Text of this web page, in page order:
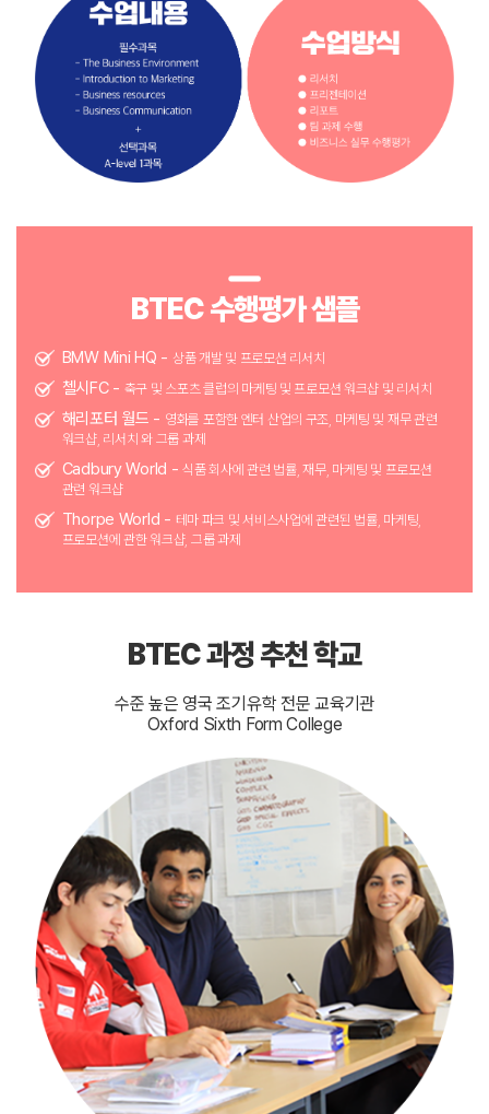
BTEC 수행평가 샘플
BMW Mini HQ - 상품 개발 및 프로모션 리서치
첼시FC - 축구 및 스포츠 클럽의 마케팅 및 프로모션 워크샵 및 리서치
해리포터 월드 - 영화를 포함한 엔터 산업의 구조, 마케팅 및 재무 관련
워크샵, 리서치 와 그룹 과제
Cadbury World -식품 회사에 관련 법률, 재무, 마케팅 및 프로모션
관련 워크샵
Thorpe World - 테마 파크 및 서비스사업에 관련된 법률, 마케팅,
프로모션에 관한 워크샵, 그룹 과제
BTEC 과정 추천 학교
수준 높은 영국 조기유학 전문 교육기관
Oxford Sixth Form College